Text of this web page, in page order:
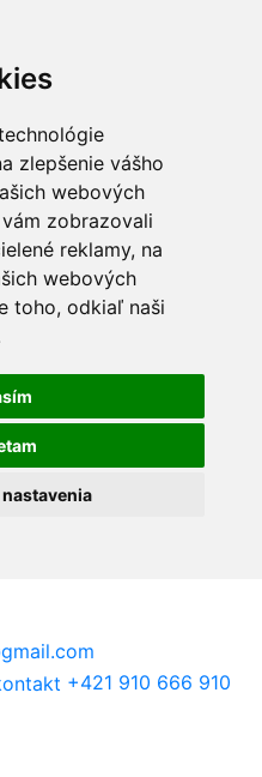
zlepšenie vášho
webových
zobrazovali
reklamy, na
webových
toho, odkiaľ naši
+421 910 666 910